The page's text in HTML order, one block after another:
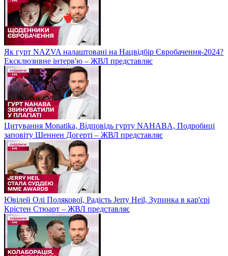
Як гурт NAZVA налаштовані на Нацвідбір Євробачення-2024?
Ексклюзивне інтерв'ю – ЖВЛ представляє
Цитування Monatikа, Відповідь гурту NAHABA, Подробиці
заповіту Шеннен Догерті – ЖВЛ представляє
Ювілей Олі Полякової, Радість Jerry Heil, Зупинка в кар'єрі
Крістен Стюарт – ЖВЛ представляє